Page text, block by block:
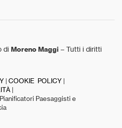
di Moreno Maggi – Tutti i diritti
COOKIE POLICY
Paesaggisti e